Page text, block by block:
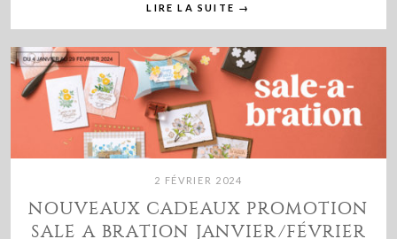
LIRE LA SUITE →
2 FÉVRIER 2024
NOUVEAUX CADEAUX PROMOTION
SALE A BRATION JANVIER/FÉVRIER